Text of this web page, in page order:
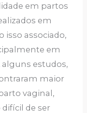
em partos
em
isso associado,
em
alguns estudos,
maior
vaginal,
de ser